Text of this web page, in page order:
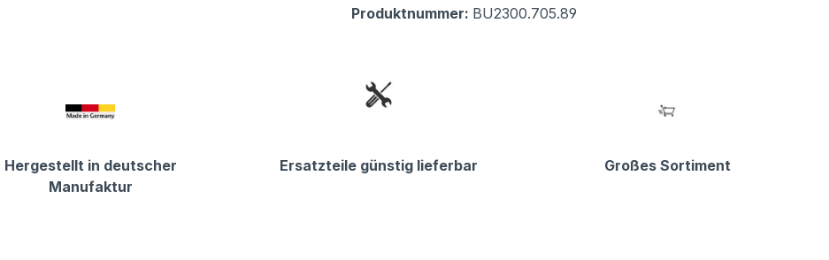
Produktnummer: BU2300.705.89
Hergestellt in deutscher
Manufaktur
Ersatzteile günstig lieferbar Großes Sortiment